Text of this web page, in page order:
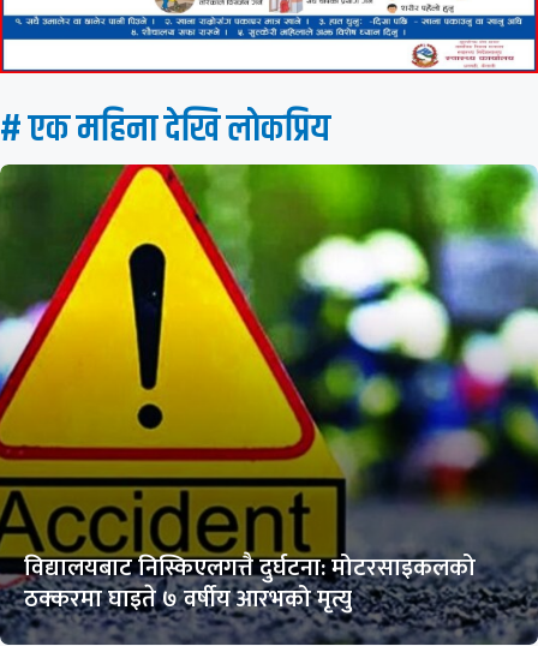
# एक महिना देखि लाेकप्रिय
विद्यालयबाट निस्किएलगत्तै दुर्घटना: मोटरसाइकलको
ठक्करमा घाइते ७ वर्षीय आरभको मृत्यु